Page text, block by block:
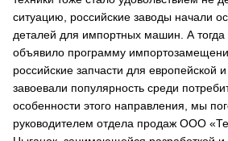
ситуацию, российские заводы начали
деталей для импортных машин. А
объявило программу
российские запчасти для европейской и
завоевали популярность среди
особенности этого направления, мы
руководителем отдела продаж ООО